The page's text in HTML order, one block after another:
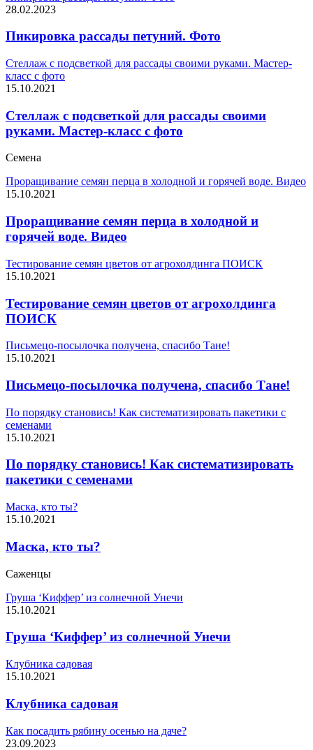
28.02.2023
Пикировка рассады петуний. Фото
Стеллаж с подсветкой для рассады своими руками. Мастер-
класс с фото
15.10.2021
Стеллаж с подсветкой для рассады своими
руками. Мастер-класс с фото
Семена
Проращивание семян перца в холодной и горячей воде. Видео
15.10.2021
Проращивание семян перца в холодной и
горячей воде. Видео
Тестирование семян цветов от агрохолдинга ПОИСК
15.10.2021
Тестирование семян цветов от агрохолдинга
ПОИСК
Письмецо-посылочка получена, спасибо Тане!
15.10.2021
Письмецо-посылочка получена, спасибо Тане!
По порядку становись! Как систематизировать пакетики с
семенами
15.10.2021
По порядку становись! Как систематизировать
пакетики с семенами
Маска, кто ты?
15.10.2021
Маска, кто ты?
Саженцы
Груша ‘Киффер’ из солнечной Унечи
15.10.2021
Груша ‘Киффер’ из солнечной Унечи
Клубника садовая
15.10.2021
Клубника садовая
Как посадить рябину осенью на даче?
23.09.2023